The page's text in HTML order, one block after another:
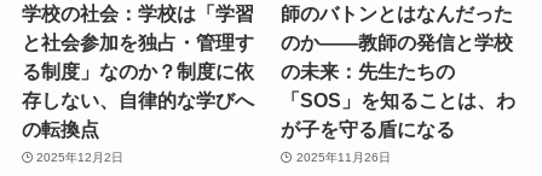
学校の社会：学校は「学習
と社会参加を独占・管理す
る制度」なのか？制度に依
存しない、自律的な学びへ
の転換点
2025年12月2日
師のバトンとはなんだった
のか――教師の発信と学校
の未来：先生たちの
「SOS」を知ることは、わ
が子を守る盾になる
2025年11月26日